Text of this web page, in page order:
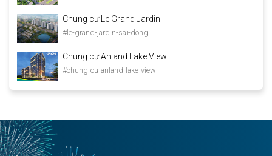
Chung cư Le Grand Jardin
#le-grand-jardin-sai-dong
Chung cư Anland Lake View
#chung-cu-anland-lake-view